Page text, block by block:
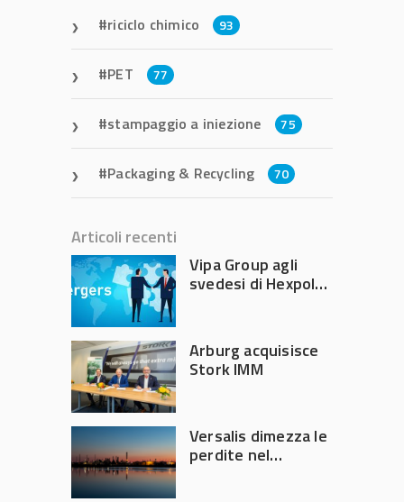
riciclo chimico 93
PET 77
stampaggio a iniezione 75
Packaging & Recycling 70
Articoli recenti
Vipa Group agli
svedesi di Hexpol
Arburg acquisisce
Stork IMM
Versalis dimezza le
perdite nel